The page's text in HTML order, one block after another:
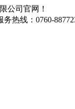
公司官网！
务热线：0760-